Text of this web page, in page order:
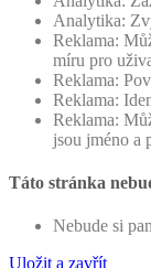
Analytika:
Reklama:
míru pro
Reklama:
Reklama:
Reklama:
jsou jméno a
Táto stránka
Nebude si
Uložit a zavřít